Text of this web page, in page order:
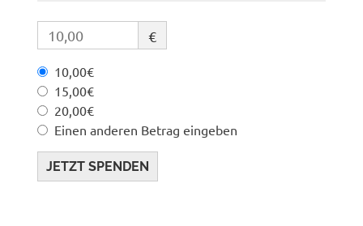
€
10,00€
15,00€
20,00€
Einen anderen Betrag eingeben
JETZT SPENDEN